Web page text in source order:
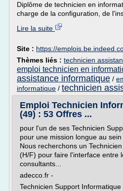
Diplôme de technicien en
charge de la configuration, de
Lire la suite
Site : https://
Thèmes liés : technicien
emploi technicien en
assistance informatique /
informatique / technicien
Emploi Technicien
(49) : 53 Offres ...
pour l'un de ses Technicien
pour une mission longue au
Nous recherchons un
(H/F) pour faire l'interface entre
consultants...
adecco.fr -
Technicien Support